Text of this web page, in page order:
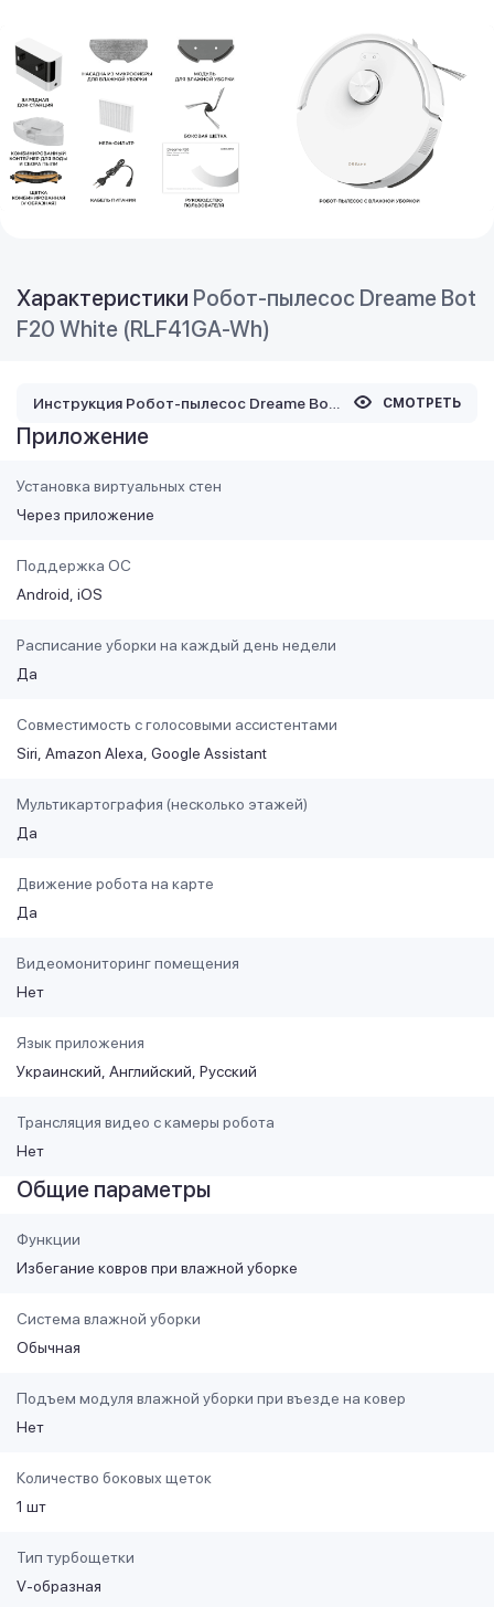
Характеристики Робот-пылесос Dreame Bot
F20 White (RLF41GA-Wh)
Инструкция Робот-пылесос Dreame Bot F20 White (RLF41GA-Wh) СМОТРЕТЬ
Приложение
Установка виртуальных стен
Через приложение
Поддержка ОС
Android iOS
Расписание уборки на каждый день недели
Да
Совместимость с голосовыми ассистентами
Siri Amazon Alexa Google Assistant
Мультикартография (несколько этажей)
Да
Движение робота на карте
Да
Видеомониторинг помещения
Нет
Язык приложения
Украинский Английский Русский
Трансляция видео с камеры робота
Нет
Общие параметры
Функции
Избегание ковров при влажной уборке
Система влажной уборки
Обычная
Подъем модуля влажной уборки при въезде на ковер
Нет
Количество боковых щеток
1 шт
Тип турбощетки
V-образная